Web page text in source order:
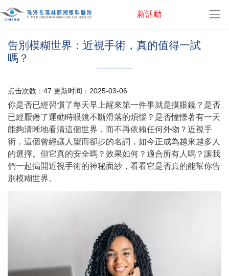
新活動
眼科資訊
告別模糊世界：近視手術，真的值得一試
嗎？
点击次数：47 更新时间：2025-03-06
你是否已經習慣了每天早上醒來第一件事就是摸眼鏡？是否
已經厭倦了運動時眼鏡不斷滑落的煩惱？是否憧憬著有一天
能夠清晰地看清這個世界，而不再依賴任何外物？近視手
術，這個曾經讓人望而卻步的名詞，如今正成為越來越多人
的選擇。但它真的安全嗎？效果如何？適合所有人嗎？讓我
們一起揭開近視手術的神秘面紗，看看它是否真的能幫你告
別模糊世界。